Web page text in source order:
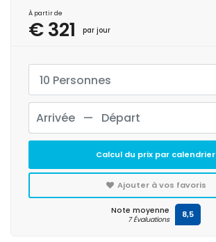
À partir de
€ 321 par jour
10 Personnes
Calcul du prix par calendrier
Ajouter à vos favoris
Note moyenne
7 Évaluations 8,5